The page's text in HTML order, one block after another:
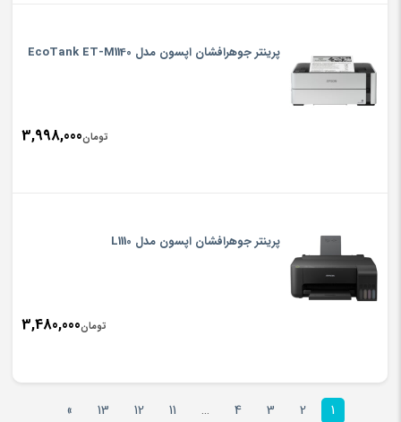
پرینتر جوهرافشان اپسون مدل EcoTank ET-M1140
تومان3,998,000
پرینتر جوهرافشان اپسون مدل L1110
تومان3,480,000
1
2
3
4
…
11
12
13
»